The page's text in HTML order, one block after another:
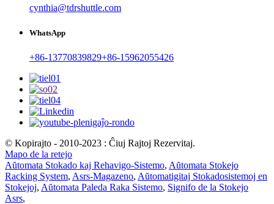
cynthia@tdrshuttle.com
WhatsApp
+86-13770839829+86-15962055426
© Kopirajto - 2010-2023 : Ĉiuj Rajtoj Rezervitaj.
Mapo de la retejo
Aŭtomata Stokado kaj Rehavigo-Sistemo, Aŭtomata Stokejo
Racking System, Asrs-Magazeno, Aŭtomatigitaj Stokadosistemoj en
Stokejoj, Aŭtomata Paleda Raka Sistemo, Signifo de la Stokejo
Asrs,